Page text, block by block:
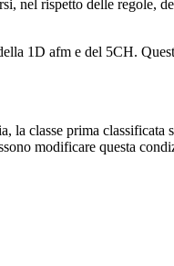
nel rispetto delle regole,
1D afm e del 5CH.
la classe prima
modificare questa